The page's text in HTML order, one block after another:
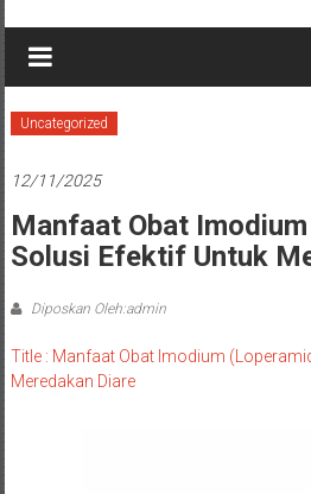
Uncategorized
12/11/2025
Manfaat Obat
Solusi Efektif Untuk
Diposkan Oleh:admin
Title : Manfaat Obat Imodium
Meredakan Diare